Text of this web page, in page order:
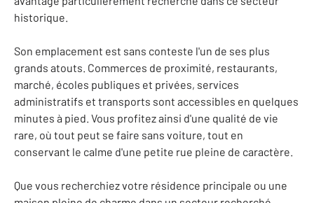
historique.
Son emplacement est sans conteste l'un de ses plus
grands atouts. Commerces de proximité, restaurants,
marché, écoles publiques et privées, services
administratifs et transports sont accessibles en quelques
minutes à pied. Vous profitez ainsi d'une qualité de vie
rare, où tout peut se faire sans voiture, tout en
conservant le calme d'une petite rue pleine de caractère.
Que vous recherchiez votre résidence principale ou une